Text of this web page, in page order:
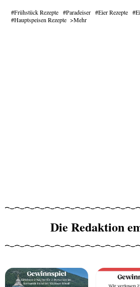
Frühstück Rezepte Paradeiser Eier Rezepte
Hauptspeisen Rezepte
Mehr
Die Redaktion